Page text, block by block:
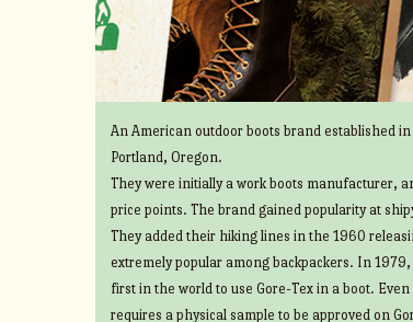
An American outdoor boots brand established
Portland, Oregon.
They were initially a work boots manufacturer,
price points. The brand gained popularity at
They added their hiking lines in the 1960
extremely popular among backpackers. In
first in the world to use Gore-Tex in a boot.
requires a physical sample to be approved on